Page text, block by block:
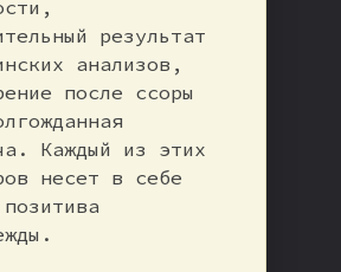
результат
анализов,
после ссоры
Каждый из этих
несет в себе